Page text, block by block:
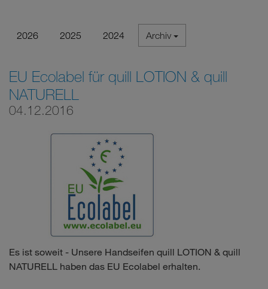
2026 2025 2024 Archiv
EU Ecolabel für quill LOTION & quill
NATURELL
04.12.2016
Es ist soweit - Unsere Handseifen quill LOTION & quill
NATURELL haben das EU Ecolabel erhalten.